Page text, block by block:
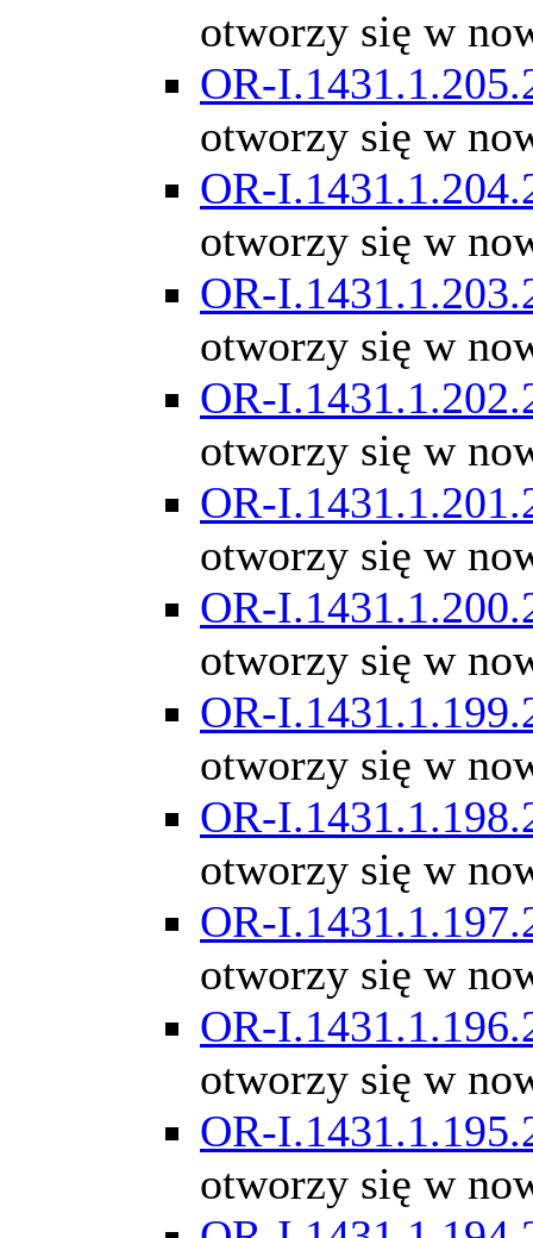
otworzy się w
OR-
otworzy się w
OR-
otworzy się w
OR-
otworzy się w
OR-
otworzy się w
OR-
otworzy się w
OR-
otworzy się w
OR-
otworzy się w
OR-
otworzy się w
OR-
otworzy się w
OR-
otworzy się w
OR-
otworzy się w